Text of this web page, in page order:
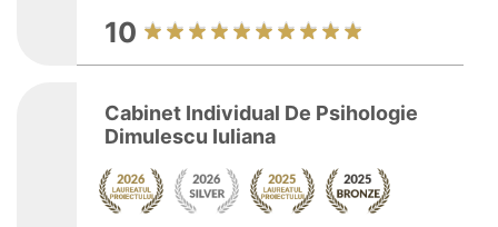
10
Cabinet Individual De Psihologie
Dimulescu Iuliana